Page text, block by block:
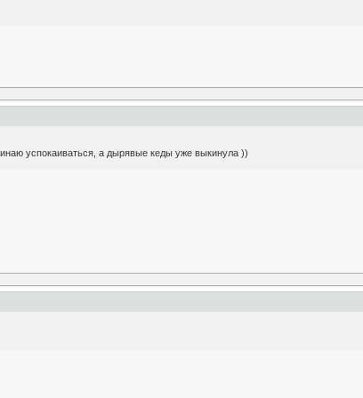
успокаиваться, а дырявые кеды уже выкинула ))